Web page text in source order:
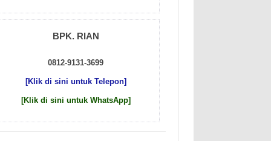
BPK. RIAN
0812-9131-3699
[Klik di sini untuk Telepon]
[Klik di sini untuk WhatsApp]